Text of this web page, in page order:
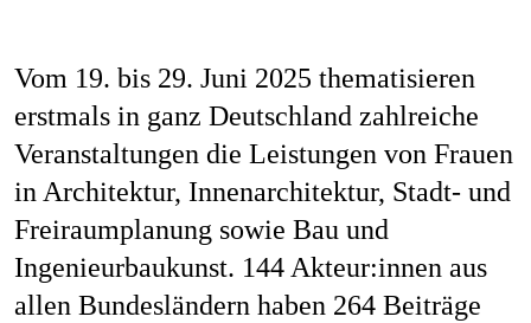
Vom 19. bis 29. Juni 2025 thematisieren
erstmals in ganz Deutschland zahlreiche
Veranstaltungen die Leistungen von Frauen
in Architektur, Innenarchitektur, Stadt- und
Freiraumplanung sowie Bau und
Ingenieurbaukunst. 144 Akteur:innen aus
allen Bundesländern haben 264 Beiträge